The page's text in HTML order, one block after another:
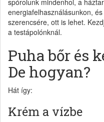
energiafelhasználásunkon,
szerencsére, ott is lehet.
a testápolónknál.
Puha bőr és
De hogyan?
Hát így:
Krém a vízbe